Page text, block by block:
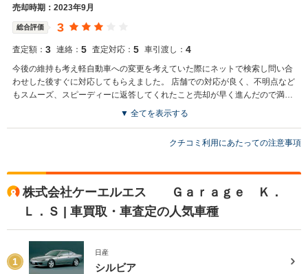
売却時期：2023年9月
総合評価 3
査定額： 3 連絡： 5 査定対応： 5 車引渡し： 4
今後の維持も考え軽自動車への変更を考えていた際にネットで検索し問い合
わせした後すぐに対応してもらえました。 店舗での対応が良く、不明点など
もスムーズ、スピーディーに返答してくれたこと売却が早く進んだので満足
▼ 全てを表示する
クチコミ利用にあたっての注意事項
株式会社ケーエルエス Ｇａｒａｇｅ Ｋ．
Ｌ．Ｓ | 車買取・車査定の人気車種
1
日産
シルビア